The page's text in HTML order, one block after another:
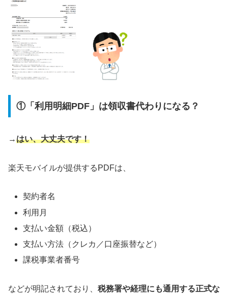
①「利用明細PDF」は領収書代わりになる？
→はい、大丈夫です！
楽天モバイルが提供するPDFは、
契約者名
利用月
支払い金額（税込）
支払い方法（クレカ／口座振替など）
課税事業者番号
などが明記されており、 税務署や経理にも通用する正式な